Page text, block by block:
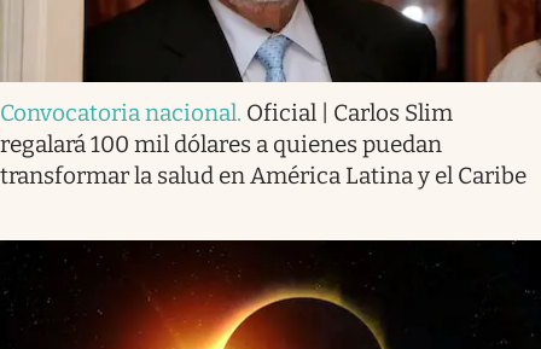
Convocatoria nacional. Oficial | Carlos Slim
regalará 100 mil dólares a quienes puedan
transformar la salud en América Latina y el Caribe